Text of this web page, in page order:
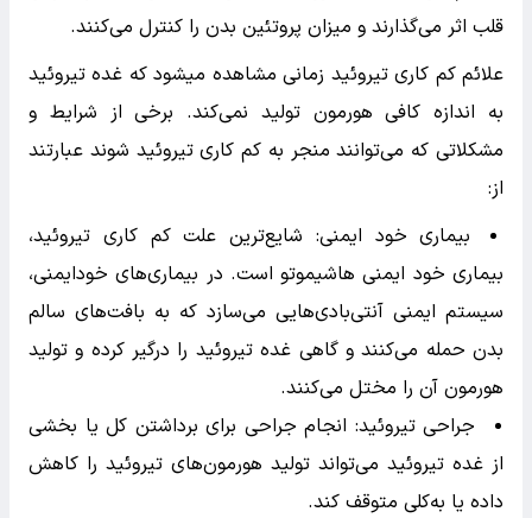
قلب اثر می‌گذارند و میزان پروتئین بدن را کنترل می‌کنند.
علائم کم کاری تیروئید زمانی مشاهده میشود که غده تیروئید
به اندازه کافی هورمون تولید نمی‌کند. برخی از شرایط و
مشکلاتی که می‌توانند منجر به کم کاری تیروئید شوند عبارتند
از:
بیماری خود ایمنی: شایع‌ترین علت کم کاری تیروئید،
بیماری خود ایمنی هاشیموتو است. در بیماری‌های خودایمنی،
سیستم ایمنی آنتی‌بادی‌هایی می‌سازد که به بافت‌های سالم
بدن حمله می‌کنند و گاهی غده تیروئید را درگیر کرده و تولید
هورمون آن را مختل می‌کنند.
جراحی تیروئید: انجام جراحی برای برداشتن کل یا بخشی
از غده تیروئید می‌تواند تولید هورمون‌های تیروئید را کاهش
داده یا به‌کلی متوقف کند.